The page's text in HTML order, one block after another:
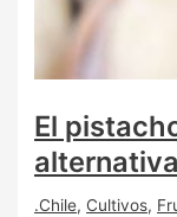
El
.Chile, Cultivos,